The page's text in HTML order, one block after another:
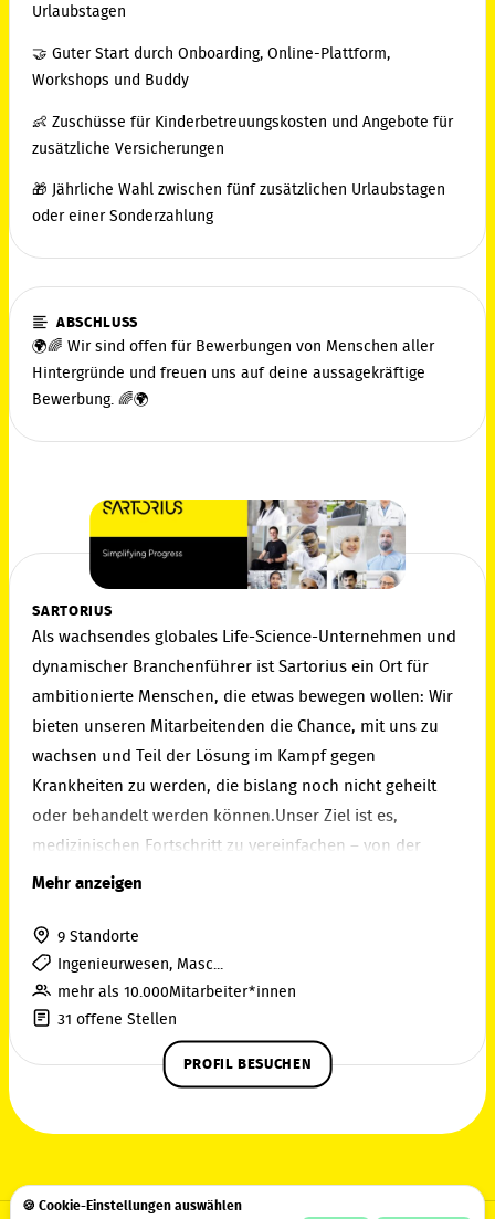
Urlaubstagen
🤝 Guter Start durch Onboarding, Online-Plattform,
Workshops und Buddy
👶 Zuschüsse für Kinderbetreuungskosten und Angebote für
zusätzliche Versicherungen
🎁 Jährliche Wahl zwischen fünf zusätzlichen Urlaubstagen
oder einer Sonderzahlung
ABSCHLUSS
🌍🌈 Wir sind offen für Bewerbungen von Menschen aller
Hintergründe und freuen uns auf deine aussagekräftige
Bewerbung. 🌈🌍
SARTORIUS
Als wachsendes globales Life-Science-Unternehmen und
dynamischer Branchenführer ist Sartorius ein Ort für
ambitionierte Menschen, die etwas bewegen wollen: Wir
bieten unseren Mitarbeitenden die Chance, mit uns zu
wachsen und Teil der Lösung im Kampf gegen
Krankheiten zu werden, die bislang noch nicht geheilt
oder behandelt werden können.Unser Ziel ist es,
medizinischen Fortschritt zu vereinfachen – von der
ersten Idee eines neuen Medikaments bis zur
innovative Technologien zu Verfügung, die sie dabei
unterstützen, die Entwicklung und Herstellung von
Medikamenten schneller und effizienter zu machen.
Damit mehr Menschen Zugang zu besserer Medizin
haben.An dieser Vision arbeiten über 13.500
Mitarbeitende. Und wir suchen weitere Menschen, die
Deutschland in Göttingen, Berlin, Guxhagen, Ulm,
Mehr anzeigen
9 Standorte
Ingenieurwesen, Masc...
mehr als 10.000Mitarbeiter*innen
31 offene Stellen
PROFIL BESUCHEN
🍪 Cookie-Einstellungen auswählen